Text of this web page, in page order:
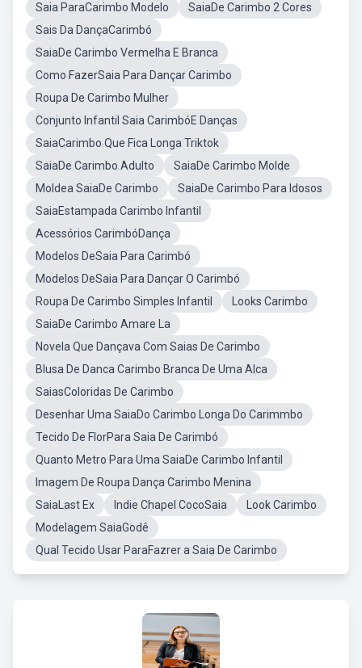
Saia ParaCarimbo Modelo
SaiaDe Carimbo 2 Cores
Sais Da DançaCarimbó
SaiaDe Carimbo Vermelha E Branca
Como FazerSaia Para Dançar Carimbo
Roupa De Carimbo Mulher
Conjunto Infantil Saia CarimbóE Danças
SaiaCarimbo Que Fica Longa Triktok
SaiaDe Carimbo Adulto
SaiaDe Carimbo Molde
Moldea SaiaDe Carimbo
SaiaDe Carimbo Para Idosos
SaiaEstampada Carimbo Infantil
Acessórios CarimbóDança
Modelos DeSaia Para Carimbó
Modelos DeSaia Para Dançar O Carimbó
Roupa De Carimbo Simples Infantil
Looks Carimbo
SaiaDe Carimbo Amare La
Novela Que Dançava Com Saias De Carimbo
Blusa De Danca Carimbo Branca De Uma Alca
SaiasColoridas De Carimbo
Desenhar Uma SaiaDo Carimbo Longa Do Carimmbo
Tecido De FlorPara Saia De Carimbó
Quanto Metro Para Uma SaiaDe Carimbo Infantil
Imagem De Roupa Dança Carimbo Menina
SaiaLast Ex
Indie Chapel CocoSaia
Look Carimbo
Modelagem SaiaGodê
Qual Tecido Usar ParaFazrer a Saia De Carimbo